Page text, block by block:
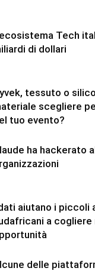
Tech
di dollari
tessuto o
scegliere
tuo evento?
ha hackerato
aiutano i piccoli
a cogliere
delle